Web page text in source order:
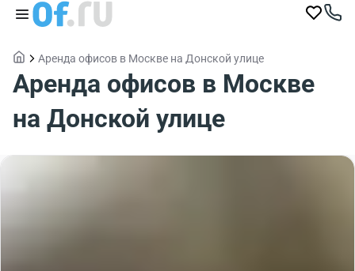
Аренда офисов в Москве на Донской улице
Аренда офисов в Москве
на Донской улице